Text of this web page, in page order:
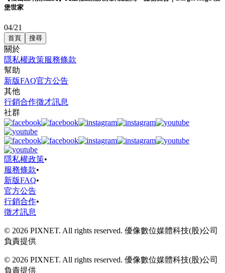
堡世家
04/21
首頁 搜尋
關於
隱私權政策服務條款
幫助
新版FAQ官方公告
其他
行銷合作徵才訊息
社群
隱私權政策•
服務條款•
新版FAQ•
官方公告
行銷合作•
徵才訊息
© 2026 PIXNET. All rights reserved. 優像數位媒體科技(股)公司
負責提供
© 2026 PIXNET. All rights reserved. 優像數位媒體科技(股)公司
負責提供